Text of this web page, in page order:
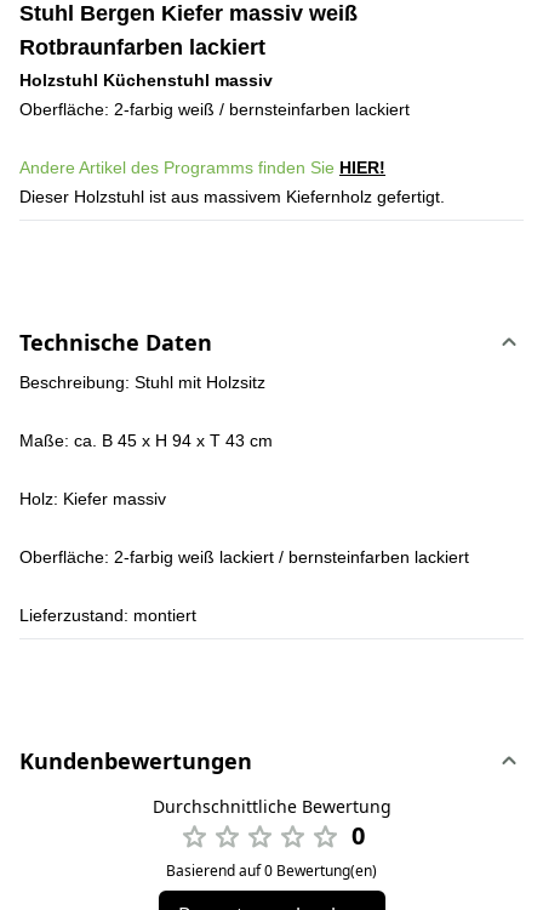
Stuhl Bergen Kiefer massiv weiß
Rotbraunfarben lackiert
Holzstuhl Küchenstuhl massiv
Oberfläche: 2-farbig weiß / bernsteinfarben lackiert
Andere Artikel des Programms finden Sie HIER!
Dieser Holzstuhl ist aus massivem Kiefernholz gefertigt.
Technische Daten
Beschreibung: Stuhl mit Holzsitz
Maße: ca. B 45 x H 94 x T 43 cm
Holz: Kiefer massiv
Oberfläche: 2-farbig weiß lackiert / bernsteinfarben lackiert
Lieferzustand: montiert
Kundenbewertungen
Durchschnittliche Bewertung
0
Basierend auf 0 Bewertung(en)